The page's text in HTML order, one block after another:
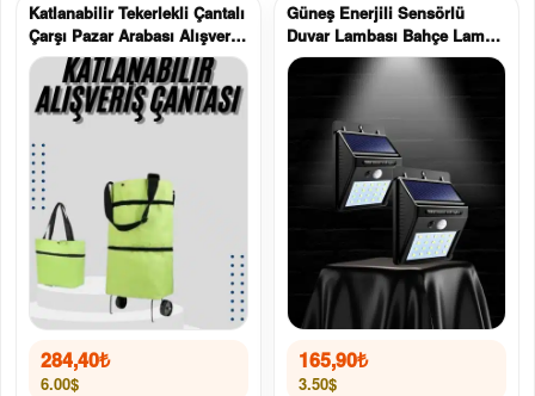
Katlanabilir Tekerlekli Çantalı
Çarşı Pazar Arabası Alışveriş
Çantası Piknik Çantası
284,40₺
6.00$
Güneş Enerjili Sensörlü
Duvar Lambası Bahçe Lamba
Suya Dayanıklı Bahçe
Aydınlatma
165,90₺
3.50$